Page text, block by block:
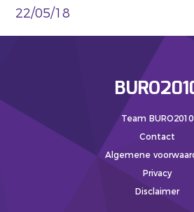
22/05/18
Team BURO2010
Contact
Algemene
Privacy
Disclaimer